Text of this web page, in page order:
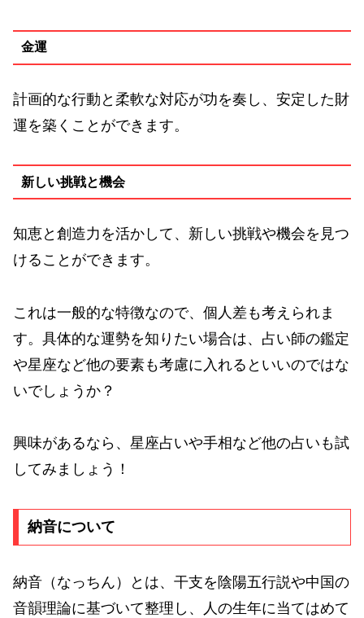
金運
計画的な行動と柔軟な対応が功を奏し、安定した財
運を築くことができます。
新しい挑戦と機会
知恵と創造力を活かして、新しい挑戦や機会を見つ
けることができます。
これは一般的な特徴なので、個人差も考えられま
す。具体的な運勢を知りたい場合は、占い師の鑑定
や星座など他の要素も考慮に入れるといいのではな
いでしょうか？
興味があるなら、星座占いや手相など他の占いも試
してみましょう！
納音について
納音（なっちん）とは、干支を陰陽五行説や中国の
音韻理論に基づいて整理し、人の生年に当てはめて